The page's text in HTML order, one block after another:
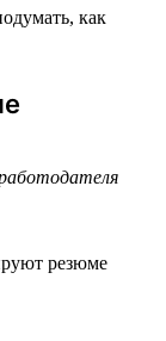
как
резюме